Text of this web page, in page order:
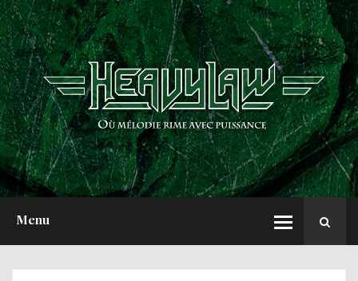
Menu
ACCUEIL
NEWS
CHRONIQUES
INTERVIEWS
REPORTS
A PROPOS